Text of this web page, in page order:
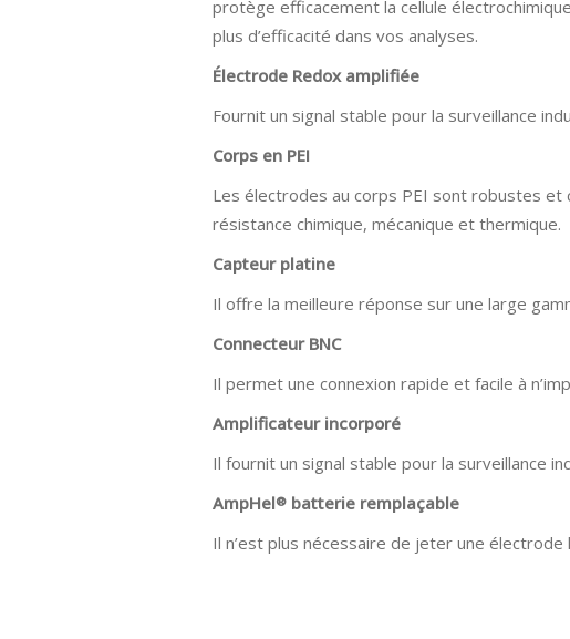
protège efficacement la cellule
plus d’efficacité dans vos analyses.
Électrode Redox amplifiée
Fournit un signal stable pour la surveillance
Corps en PEI
Les électrodes au corps PEI sont robustes et
résistance chimique, mécanique et thermique.
Capteur platine
Il offre la meilleure réponse sur une large
Connecteur BNC
Il permet une connexion rapide et facile à
Amplificateur incorporé
Il fournit un signal stable pour la surveillance
AmpHel® batterie remplaçable
Il n’est plus nécessaire de jeter une